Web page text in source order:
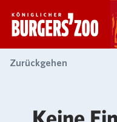
-
Zurückgehen